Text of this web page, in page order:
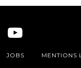
JOBS MENTIONS